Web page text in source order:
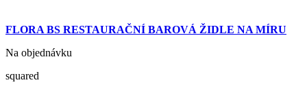
FLORA BS RESTAURAČNÍ BAROVÁ ŽIDLE NA MÍRU
Na objednávku
squared